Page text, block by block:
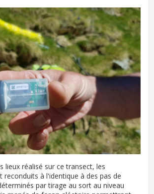
lieux réalisé sur ce transect, les
reconduits à l'identique à des pas de
par tirage au sort au niveau